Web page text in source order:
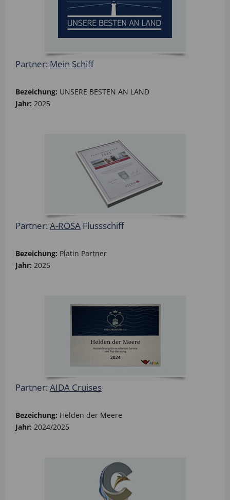
Partner: Mein Schiff
Bezeichung: UNSERE BESTEN AN LAND
Jahr: 2025
Partner: A-ROSA Flussschiff
Bezeichung: Platin Partner
Jahr: 2025
Partner: AIDA Cruises
Bezeichung: Helden der Meere
Jahr: 2024/2025